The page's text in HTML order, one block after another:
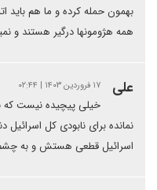
بهمون حمله کرده و ما هم
همه هژومونها درگیر هستند و
علی ۱۷ فروردین ۱۴۰۳ | ۰۲:۴۴
خیلی پیچیده نیست که
نمانده برای نابودی کل اسرائیل
اسرائیل قطعی هستش و به چشم